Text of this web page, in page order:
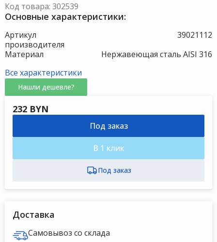
Код товара: 302539
Основные характеристики:
Артикул
производителя
39021112
Материал
Нержавеющая сталь AISI 316
Все характеристики
Нашли дешевле?
232 BYN
Под заказ
В 1 клик
Доставка
Самовывоз со склада